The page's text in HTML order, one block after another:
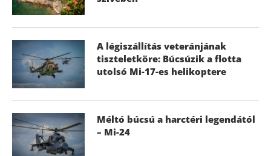
A légiszállítás veteránjának
tiszteletköre: Búcsúzik a flotta
utolsó Mi-17-es helikoptere
Méltó búcsú a harctéri legendától
– Mi-24